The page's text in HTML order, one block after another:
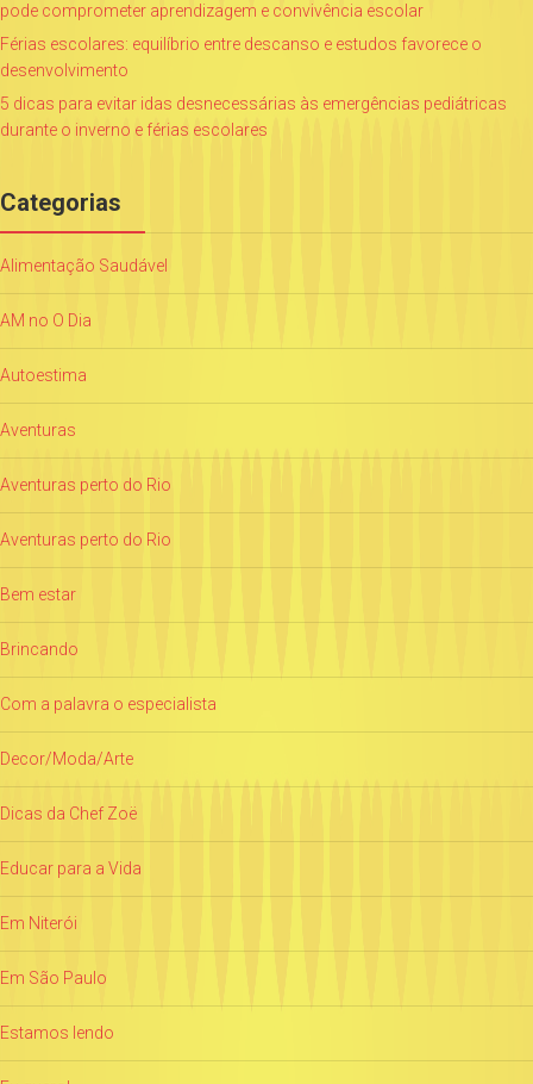
pode comprometer aprendizagem e convivência escolar
Férias escolares: equilíbrio entre descanso e estudos favorece o
desenvolvimento
5 dicas para evitar idas desnecessárias às emergências pediátricas
durante o inverno e férias escolares
Categorias
Alimentação Saudável
AM no O Dia
Autoestima
Aventuras
Aventuras perto do Rio
Aventuras perto do Rio
Bem estar
Brincando
Com a palavra o especialista
Decor/Moda/Arte
Dicas da Chef Zoë
Educar para a Vida
Em Niterói
Em São Paulo
Estamos lendo